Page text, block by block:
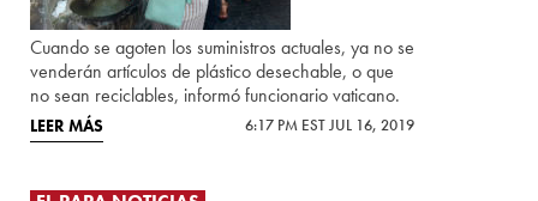
Cuando se agoten los suministros actuales, ya no se
venderán artículos de plástico desechable, o que
no sean reciclables, informó funcionario vaticano.
LEER MÁS 6:17 PM EST JUL 16, 2019